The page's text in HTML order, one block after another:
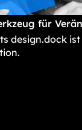
für
design.dock